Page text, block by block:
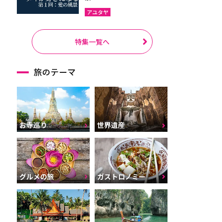
アユタヤ
特集一覧へ
旅のテーマ
お寺巡り 世界遺産
グルメの旅 ガストロノミー